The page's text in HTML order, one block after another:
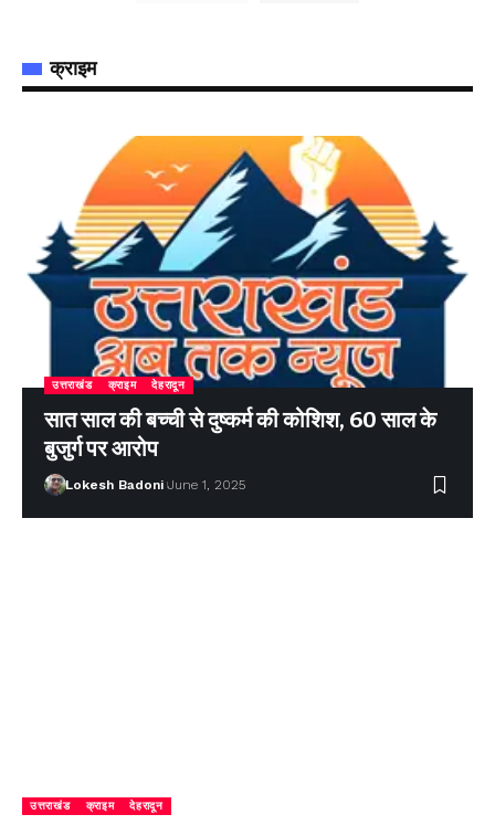
क्राइम
उत्तराखंड क्राइम देहरादून
सात साल की बच्ची से दुष्कर्म की कोशिश, 60 साल के
बुजुर्ग पर आरोप
Lokesh Badoni June 1, 2025
उत्तराखंड क्राइम देहरादून